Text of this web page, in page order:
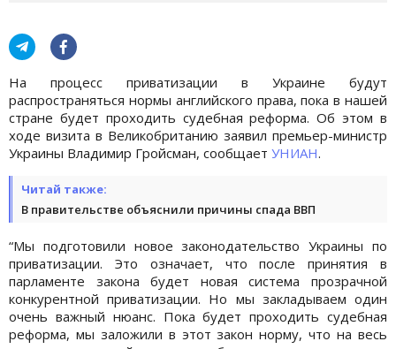
На процесс приватизации в Украине будут
распространяться нормы английского права, пока в нашей
стране будет проходить судебная реформа. Об этом в
ходе визита в Великобританию заявил премьер-министр
Украины Владимир Гройсман, сообщает УНИАН.
Читай также:
В правительстве объяснили причины спада ВВП
“Мы подготовили новое законодательство Украины по
приватизации. Это означает, что после принятия в
парламенте закона будет новая система прозрачной
конкурентной приватизации. Но мы закладываем один
очень важный нюанс. Пока будет проходить судебная
реформа, мы заложили в этот закон норму, что на весь